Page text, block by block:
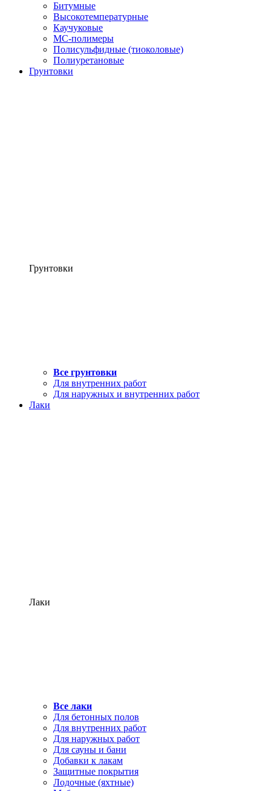
Битумные
Высокотемпературные
Каучуковые
МС-полимеры
Полисульфидные (тиоколовые)
Полиуретановые
Грунтовки
Грунтовки
Все грунтовки
Для внутренних работ
Для наружных и внутренних работ
Лаки
Лаки
Все лаки
Для бетонных полов
Для внутренних работ
Для наружных работ
Для сауны и бани
Добавки к лакам
Защитные покрытия
Лодочные (яхтные)